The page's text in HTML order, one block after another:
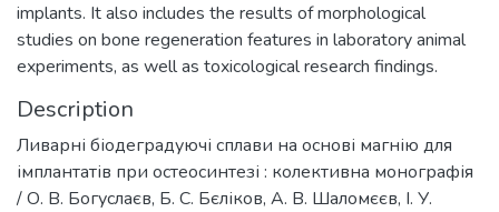
implants. It also includes the results of morphological
studies on bone regeneration features in laboratory animal
experiments, as well as toxicological research findings.
Description
Ливарні біодеградуючі сплави на основі магнію для
імплантатів при остеосинтезі : колективна монографія
/ О. В. Богуслаєв, Б. С. Бєліков, А. В. Шаломєєв, І. У.